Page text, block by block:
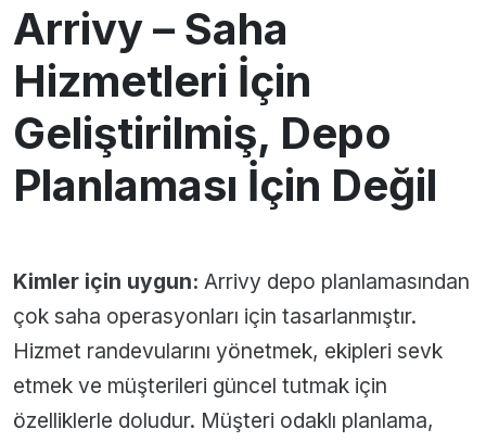
Arrivy – Saha
Hizmetleri İçin
Geliştirilmiş, Depo
Planlaması İçin Değil
Kimler için uygun: Arrivy depo planlamasından
çok saha operasyonları için tasarlanmıştır.
Hizmet randevularını yönetmek, ekipleri sevk
etmek ve müşterileri güncel tutmak için
özelliklerle doludur. Müşteri odaklı planlama,